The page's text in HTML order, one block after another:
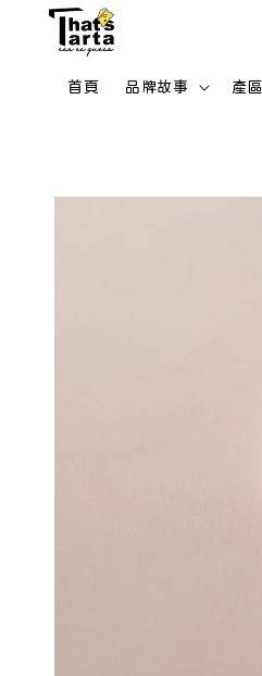
首頁 品牌故事 產